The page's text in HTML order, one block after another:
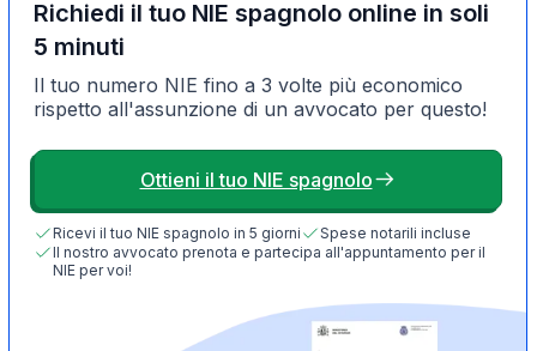
Richiedi il tuo NIE spagnolo online in soli
5 minuti
Il tuo numero NIE fino a 3 volte più economico
rispetto all'assunzione di un avvocato per questo!
Ottieni il tuo NIE spagnolo
Ricevi il tuo NIE spagnolo in 5 giorni
Spese notarili incluse
Il nostro avvocato prenota e partecipa all'appuntamento per il
NIE per voi!